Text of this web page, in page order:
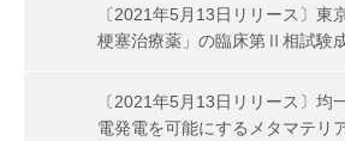
〔2021年5月13日リリース〕東
梗塞治療薬」の臨床第Ⅱ相試験
〔2021年5月13日リリース〕均
電発電を可能にするメタマテリ